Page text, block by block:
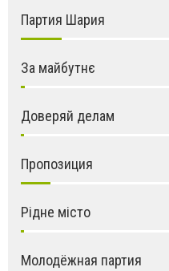
Партия Шария
За майбутнє
Доверяй делам
Пропозиция
Рідне місто
Молодёжная партия